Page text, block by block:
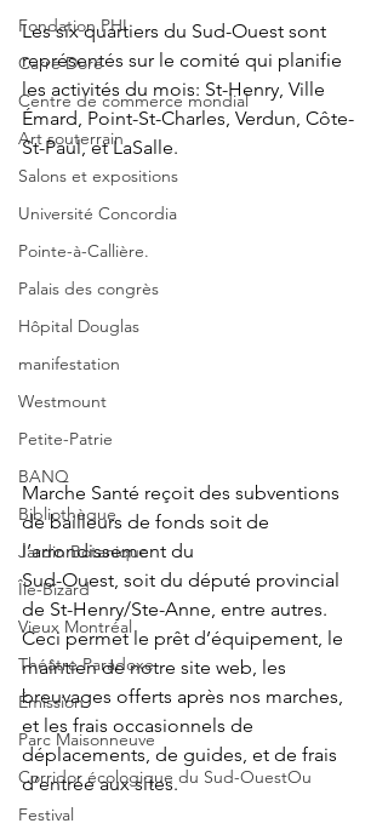
Fondation PHI
Carré Doré
Centre de commerce mondial
Art souterrain
Salons et expositions
Université Concordia
Pointe-à-Callière.
Palais des congrès
Hôpital Douglas
manifestation
Westmount
Petite-Patrie
BANQ
Bibliothèque
Jardin Botanique
Île-Bizard
Vieux Montréal
Théâtre Paradoxe
Émission
Parc Maisonneuve
Corridor écologique du Sud-OuestOu
Festival
Les six quartiers du Sud-Ouest sont
représentés sur le comité qui planifie
les activités du mois: St-Henry, Ville
Émard, Point-St-Charles, Verdun, Côte-
St-Paul, et LaSalle.
Marche Santé reçoit des subventions
de bailleurs de fonds soit de
l’arrondissement du
Sud-Ouest, soit du député provincial
de St-Henry/Ste-Anne, entre autres.
Ceci permet le prêt d’équipement, le
maintien de notre site web, les
breuvages offerts après nos marches,
et les frais occasionnels de
déplacements, de guides, et de frais
d’entrée aux sites.